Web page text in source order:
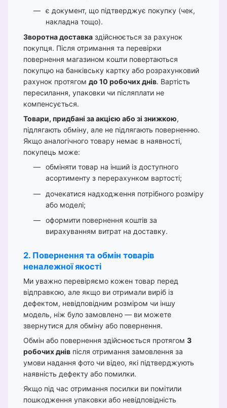
є документ, що підтверджує покупку (чек,
накладна тощо).
Зворотна доставка здійснюється за рахунок
покупця. Після отримання та перевірки
повернення магазином кошти повертаються
покупцю на банківську картку або розрахунковий
рахунок протягом до 10 робочих днів. Вартість
пересилання, упаковки чи післяплати не
компенсується.
Товари, придбані за акцією або зі знижкою,
підлягають обміну, але не підлягають поверненню.
Якщо аналогічного товару немає в наявності,
покупець може:
обміняти товар на інший із доступного
асортименту з перерахунком вартості;
дочекатися надходження потрібного розміру
або моделі;
оформити повернення коштів за
вирахуванням витрат на доставку.
2. Повернення та обмін товарів
неналежної якості
Ми уважно перевіряємо кожен товар перед
відправкою, але якщо ви отримали виріб із
дефектом, невідповідним розміром чи іншу
модель, ніж було замовлено — ви можете
звернутися для обміну або повернення.
Обмін або повернення здійснюється протягом 3
робочих днів після отримання замовлення за
умови надання фото чи відео, які підтверджують
наявність дефекту або помилки.
Якщо під час отримання посилки ви помітили
пошкодження упаковки або невідповідність